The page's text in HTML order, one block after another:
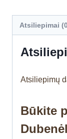
Atsiliepimai
Atsiliepimų
Būkite